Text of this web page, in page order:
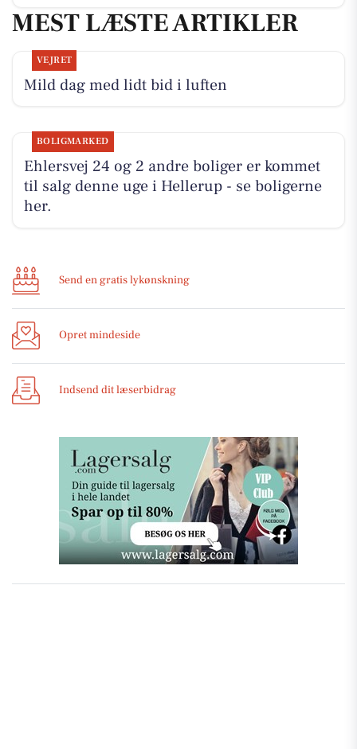
MEST LÆSTE ARTIKLER
VEJRET
Mild dag med lidt bid i luften
BOLIGMARKED
Ehlersvej 24 og 2 andre boliger er kommet
til salg denne uge i Hellerup - se boligerne
her.
Send en gratis lykønskning
Opret mindeside
Indsend dit læserbidrag